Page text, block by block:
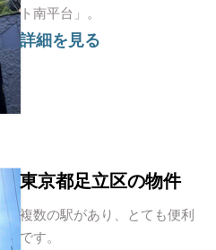
ト南平台」。
詳細を見る
東京都足立区の物件
複数の駅があり、とても便利
です。